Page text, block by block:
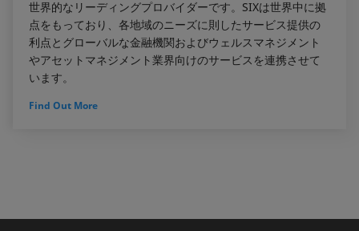
世界的なリーディングプロバイダーです。SIXは世界中に拠
点をもっており、各地域のニーズに則したサービス提供の
利点とグローバルな金融機関およびウェルスマネジメント
やアセットマネジメント業界向けのサービスを連携させて
います。
Find Out More